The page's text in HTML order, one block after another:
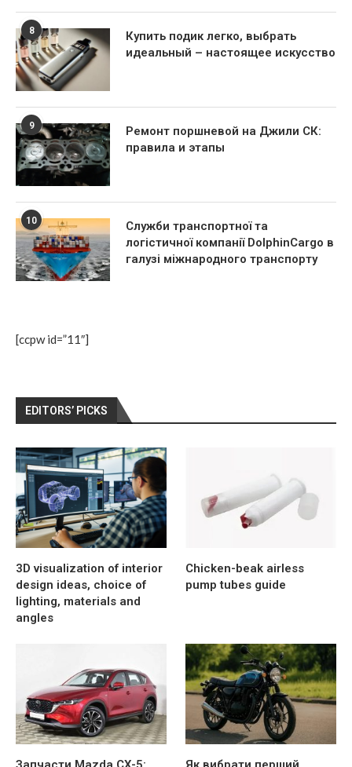
[ccpw id=”11″]
EDITORS’ PICKS
3D visualization of interior
design ideas, choice of
lighting, materials and
angles
Chicken-beak airless
pump tubes guide
8
Купить подик легко, выбрать
идеальный – настоящее искусство
9
Ремонт поршневой на Джили СК:
правила и этапы
10
Служби транспортної та
логістичної компанії DolphinCargo в
галузі міжнародного транспорту